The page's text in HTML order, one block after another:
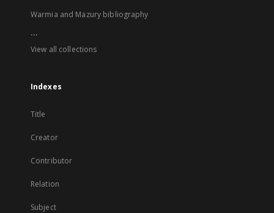
Warmia and Mazury bibliography
...
View all collections
Indexes
Title
Creator
Contributor
Relation
Subject